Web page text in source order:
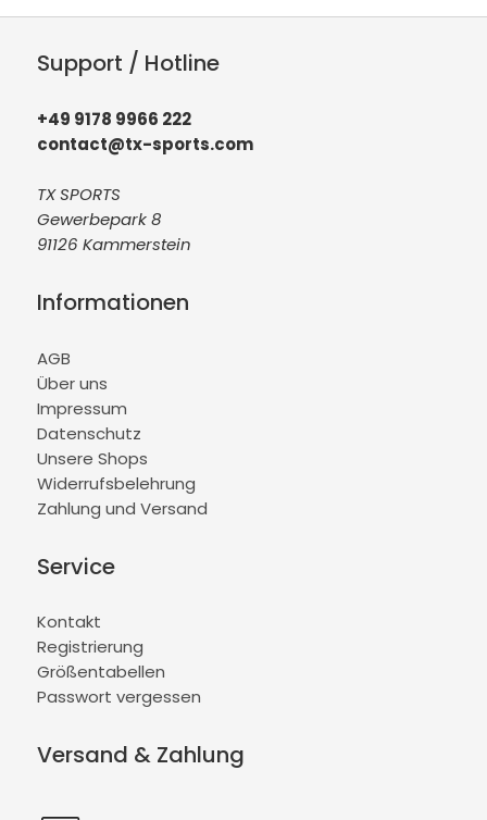
Support / Hotline
+49 9178 9966 222
contact@tx-sports.com
TX SPORTS
Gewerbepark 8
91126 Kammerstein
Informationen
AGB
Über uns
Impressum
Datenschutz
Unsere Shops
Widerrufsbelehrung
Zahlung und Versand
Service
Kontakt
Registrierung
Größentabellen
Passwort vergessen
Versand & Zahlung